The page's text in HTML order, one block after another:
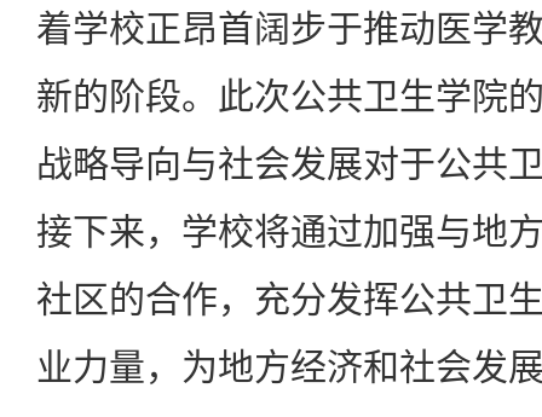
着学校正昂首阔步于推动医学
新的阶段。此次公共卫生学院
战略导向与社会发展对于公共
接下来，学校将通过加强与地
社区的合作，充分发挥公共卫
业力量，为地方经济和社会发